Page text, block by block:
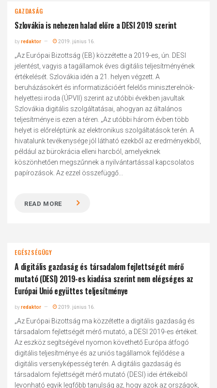
GAZDASÁG
Szlovákia is nehezen halad előre a DESI 2019 szerint
byredaktor 2019. június 16.
„Az Európai Bizottság (EB) közzétette a 2019-es, ún. DESI
jelentést, vagyis a tagállamok éves digitális teljesítményének
értékelését. Szlovákia idén a 21. helyen végzett. A
beruházásokért és informatizációért felelős miniszterelnök-
helyettesi iroda (ÚPVII) szerint az utóbbi években javultak
Szlovákia digitális szolgáltatásai, ahogyan az általános
teljesítménye is ezen a téren. „Az utóbbi három évben több
helyet is előreléptünk az elektronikus szolgáltatások terén. A
hivatalunk tevékenysége jól látható ezekből az eredményekből,
például az bürokrácia elleni harcból, amelyeknek
köszönhetően megszűnnek a nyilvántartással kapcsolatos
papírozások. Az ezzel összefüggő...
READ MORE
EGÉSZSÉGÜGY
A digitális gazdaság és társadalom fejlettségét mérő
mutató (DESI) 2019-es kiadása szerint nem elégséges az
Európai Unió együttes teljesítménye
byredaktor 2019. június 16.
„Az Európai Bizottság ma közzétette a digitális gazdaság és
társadalom fejlettségét mérő mutató, a DESI 2019-es értékeit.
Az eszköz segítségével nyomon követhető Európa átfogó
digitális teljesítménye és az uniós tagállamok fejlődése a
digitális versenyképesség terén. A digitális gazdaság és
társadalom fejlettségét mérő mutató (DESI) idei értékeiből
levonható egyik legfőbb tanulság az, hogy azok az országok,